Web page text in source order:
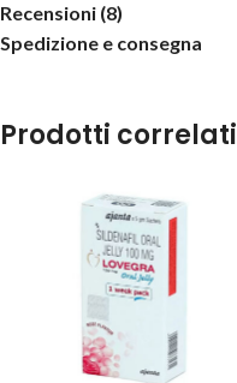
Recensioni (8)
Spedizione e consegna
Prodotti correlati